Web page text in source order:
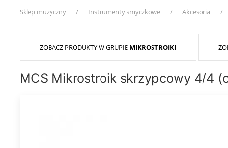
Sklep muzyczny Instrumenty smyczkowe Akcesoria
ZOBACZ PRODUKTY W GRUPIE MIKROSTROIKI
MCS Mikrostroik skrzypcowy 4/4